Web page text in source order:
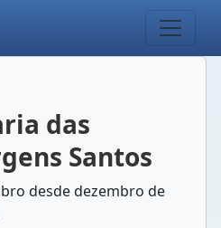
das
Santos
desde dezembro de